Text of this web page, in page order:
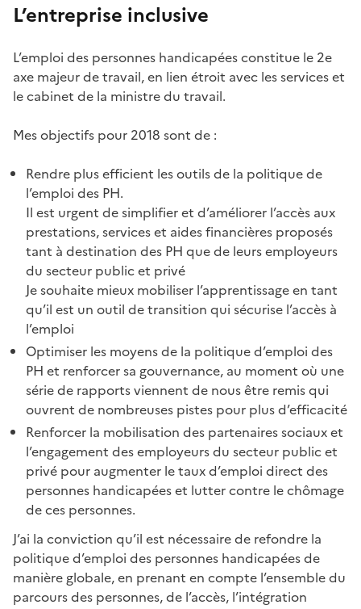
L’entreprise inclusive
L’emploi des personnes handicapées constitue le 2e
axe majeur de travail, en lien étroit avec les services et
le cabinet de la ministre du travail.
Mes objectifs pour 2018 sont de :
Rendre plus efficient les outils de la politique de
l’emploi des PH.
Il est urgent de simplifier et d’améliorer l’accès aux
prestations, services et aides financières proposés
tant à destination des PH que de leurs employeurs
du secteur public et privé
Je souhaite mieux mobiliser l’apprentissage en tant
qu’il est un outil de transition qui sécurise l’accès à
l’emploi
Optimiser les moyens de la politique d’emploi des
PH et renforcer sa gouvernance, au moment où une
série de rapports viennent de nous être remis qui
ouvrent de nombreuses pistes pour plus d’efficacité
Renforcer la mobilisation des partenaires sociaux et
l’engagement des employeurs du secteur public et
privé pour augmenter le taux d’emploi direct des
personnes handicapées et lutter contre le chômage
de ces personnes.
J’ai la conviction qu’il est nécessaire de refondre la
politique d’emploi des personnes handicapées de
manière globale, en prenant en compte l’ensemble du
parcours des personnes, de l’accès, l’intégration